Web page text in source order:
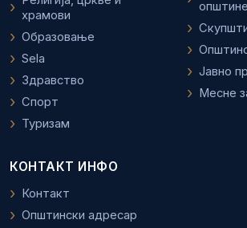
храмови
Образовање
Sela
Здравство
Спорт
Туризам
општине
Јавно
Месне
КОНТАКТ ИНФО
Контакт
Општински адресар